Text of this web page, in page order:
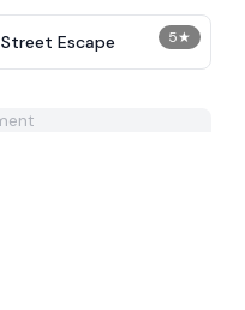
5★
Street Escape